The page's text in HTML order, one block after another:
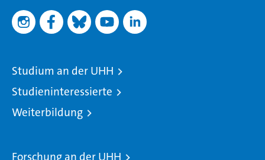
Studium an der UHH
Studieninteressierte
Weiterbildung
Forschung an der UHH